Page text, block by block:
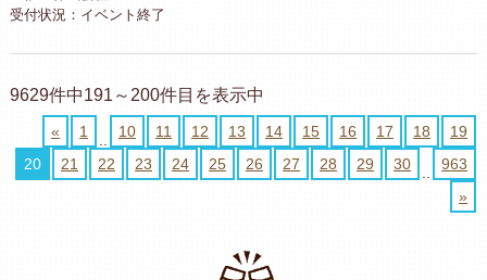
受付状況：イベント終了
9629件中191～200件目を表示中
« 1 10 11 12 13 14 15 16 17 18
19
20
21 22 23 24 25 26 27 28 29 30
963
»